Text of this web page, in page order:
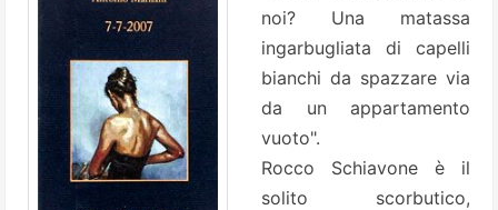
noi? Una matassa
ingarbugliata di capelli
bianchi da spazzare via
da un appartamento
vuoto".
Rocco Schiavone è il
solito scorbutico,